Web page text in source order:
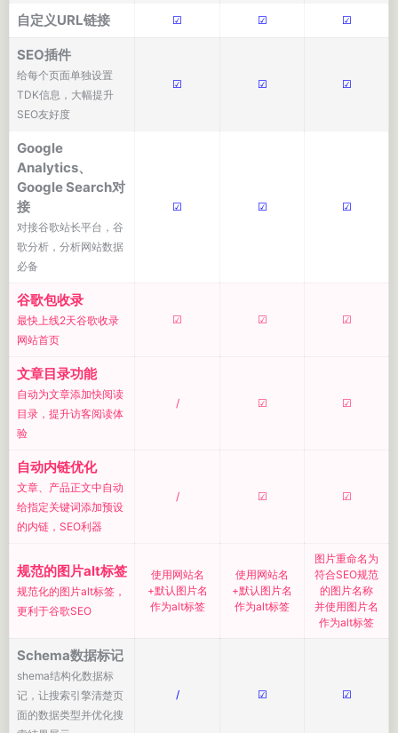
自定义URL链接 ☑ ☑ ☑
SEO插件
给每个页面单独设置
TDK信息，大幅提升
SEO友好度
☑ ☑ ☑
Google
Analytics、
Google Search对
接
对接谷歌站长平台，谷
歌分析，分析网站数据
必备
☑ ☑ ☑
谷歌包收录
最快上线2天谷歌收录
网站首页
☑ ☑ ☑
文章目录功能
自动为文章添加快阅读
目录，提升访客阅读体
验
/ ☑ ☑
自动内链优化
文章、产品正文中自动
给指定关键词添加预设
的内链，SEO利器
/ ☑ ☑
规范的图片alt标签
规范化的图片alt标签，
更利于谷歌SEO
使用网站名
+默认图片名
作为alt标签
使用网站名
+默认图片名
作为alt标签
图片重命名为
符合SEO规范
的图片名称
并使用图片名
作为alt标签
Schema数据标记
shema结构化数据标
记，让搜索引擎清楚页
面的数据类型并优化搜
/ ☑ ☑